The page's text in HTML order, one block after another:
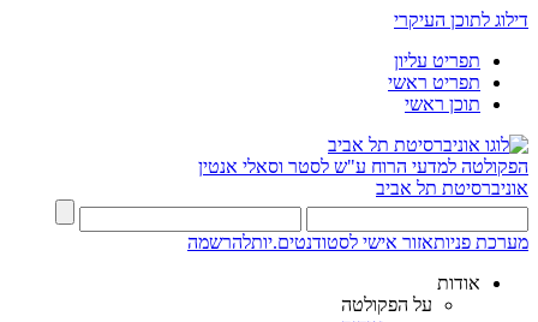
דילוג לתוכן העיקרי
תפריט עליון
תפריט ראשי
תוכן ראשי
הפקולטה למדעי הרוח ע"ש לסטר וסאלי אנטין
אוניברסיטת תל אביב
מערכת פניותאזור אישי לסטודנטים.יותלהרשמה
אודות
על הפקולטה